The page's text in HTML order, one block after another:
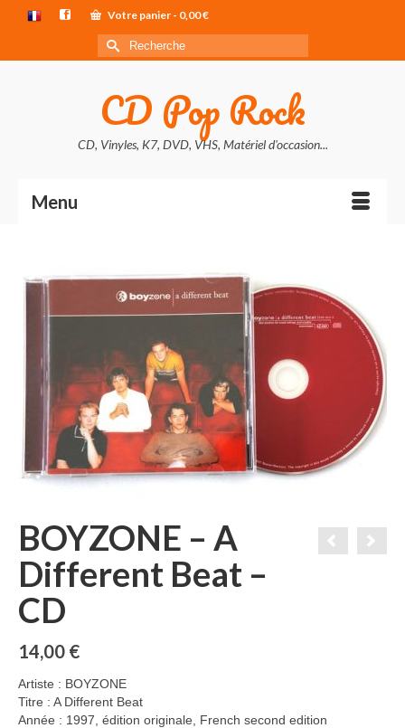
Votre panier - 0,00€
Rechercher :
CD Pop Rock
CD, Vinyles, K7, DVD, VHS, Matériel d'occasion...
Menu
BOYZONE – A
Different Beat –
CD
14,00 €
Artiste : BOYZONE
Titre : A Different Beat
Année : 1997, édition originale, French second edition